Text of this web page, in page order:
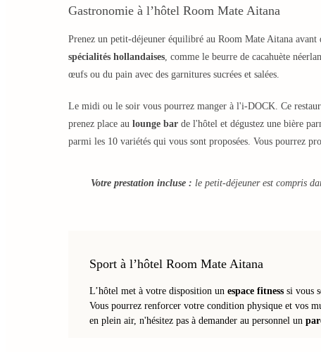
Gastronomie à l’hôtel Room Mate Aitana
Prenez un petit-déjeuner équilibré au Room Mate Aitana
spécialités hollandaises, comme le beurre de cacahuète
œufs ou du pain avec des garnitures sucrées et salées.
Le midi ou le soir vous pourrez manger à l'i-DOCK. Ce
prenez place au lounge bar de l'hôtel et dégustez une bière
parmi les 10 variétés qui vous sont proposées. Vous pourrez
Votre prestation incluse : le petit-déjeuner est compris
Sport à l’hôtel Room Mate Aitana
L’hôtel met à votre disposition un espace fitness si vous
Vous pourrez renforcer votre condition physique et vos
en plein air, n'hésitez pas à demander au personnel un